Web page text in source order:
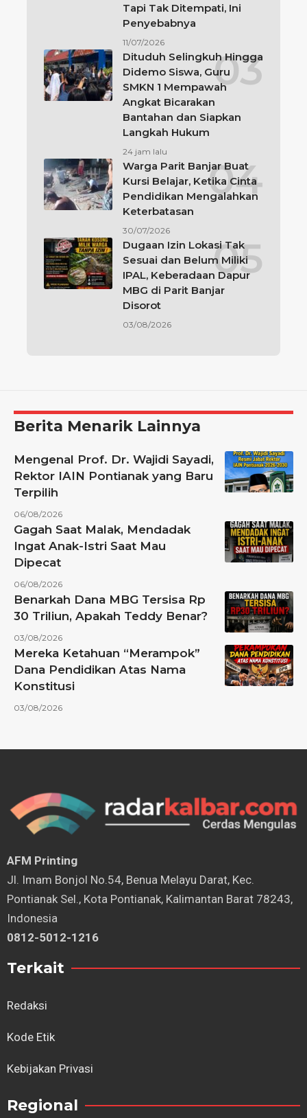
Tapi Tak Ditempati, Ini
Penyebabnya
11/07/2026
Dituduh Selingkuh Hingga
Didemo Siswa, Guru
SMKN 1 Mempawah
Angkat Bicarakan
Bantahan dan Siapkan
Langkah Hukum
24 jam lalu
Warga Parit Banjar Buat
Kursi Belajar, Ketika Cinta
Pendidikan Mengalahkan
Keterbatasan
30/07/2026
Dugaan Izin Lokasi Tak
Sesuai dan Belum Miliki
IPAL, Keberadaan Dapur
MBG di Parit Banjar
Disorot
03/08/2026
Berita Menarik Lainnya
Mengenal Prof. Dr. Wajidi Sayadi,
Rektor IAIN Pontianak yang Baru
Terpilih
06/08/2026
Gagah Saat Malak, Mendadak
Ingat Anak-Istri Saat Mau
Dipecat
06/08/2026
Benarkah Dana MBG Tersisa Rp
30 Triliun, Apakah Teddy Benar?
03/08/2026
Mereka Ketahuan “Merampok”
Dana Pendidikan Atas Nama
Konstitusi
03/08/2026
AFM Printing
⁠Jl. Imam Bonjol No.54, Benua Melayu Darat, Kec.
Pontianak Sel., Kota Pontianak, Kalimantan Barat 78243,
Indonesia
0812-5012-1216
Terkait
Redaksi
Kode Etik
Kebijakan Privasi
Regional